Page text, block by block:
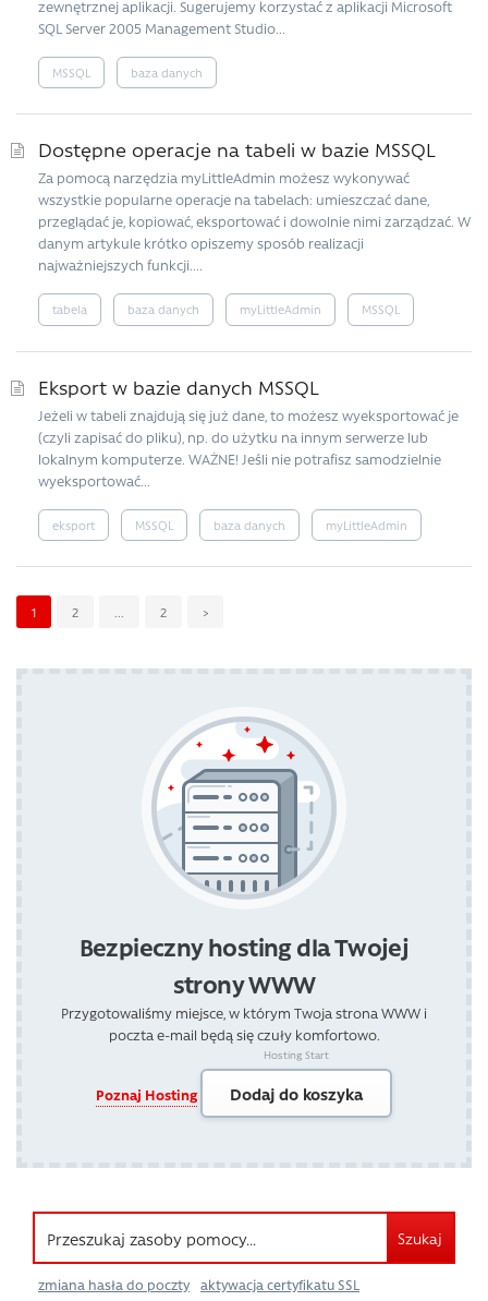
zewnętrznej aplikacji. Sugerujemy korzystać z aplikacji Microsoft
SQL Server 2005 Management Studio...
MSSQL baza danych
Dostępne operacje na tabeli w bazie MSSQL
Za pomocą narzędzia myLittleAdmin możesz wykonywać
wszystkie popularne operacje na tabelach: umieszczać dane,
przeglądać je, kopiować, eksportować i dowolnie nimi zarządzać. W
danym artykule krótko opiszemy sposób realizacji
najważniejszych funkcji....
tabela baza danych myLittleAdmin MSSQL
Eksport w bazie danych MSSQL
Jeżeli w tabeli znajdują się już dane, to możesz wyeksportować je
(czyli zapisać do pliku), np. do użytku na innym serwerze lub
lokalnym komputerze. WAŻNE! Jeśli nie potrafisz samodzielnie
wyeksportować...
eksport MSSQL baza danych myLittleAdmin
1 2 ... 2 >
Bezpieczny hosting dla Twojej
strony WWW
Przygotowaliśmy miejsce, w którym Twoja strona WWW i
poczta e-mail będą się czuły komfortowo.
Poznaj Hosting
Hosting Start
Dodaj do koszyka
Szukaj
zmiana hasła do poczty aktywacja certyfikatu SSL